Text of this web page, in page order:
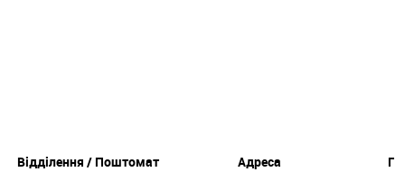
Відділення / Поштомат Адреса